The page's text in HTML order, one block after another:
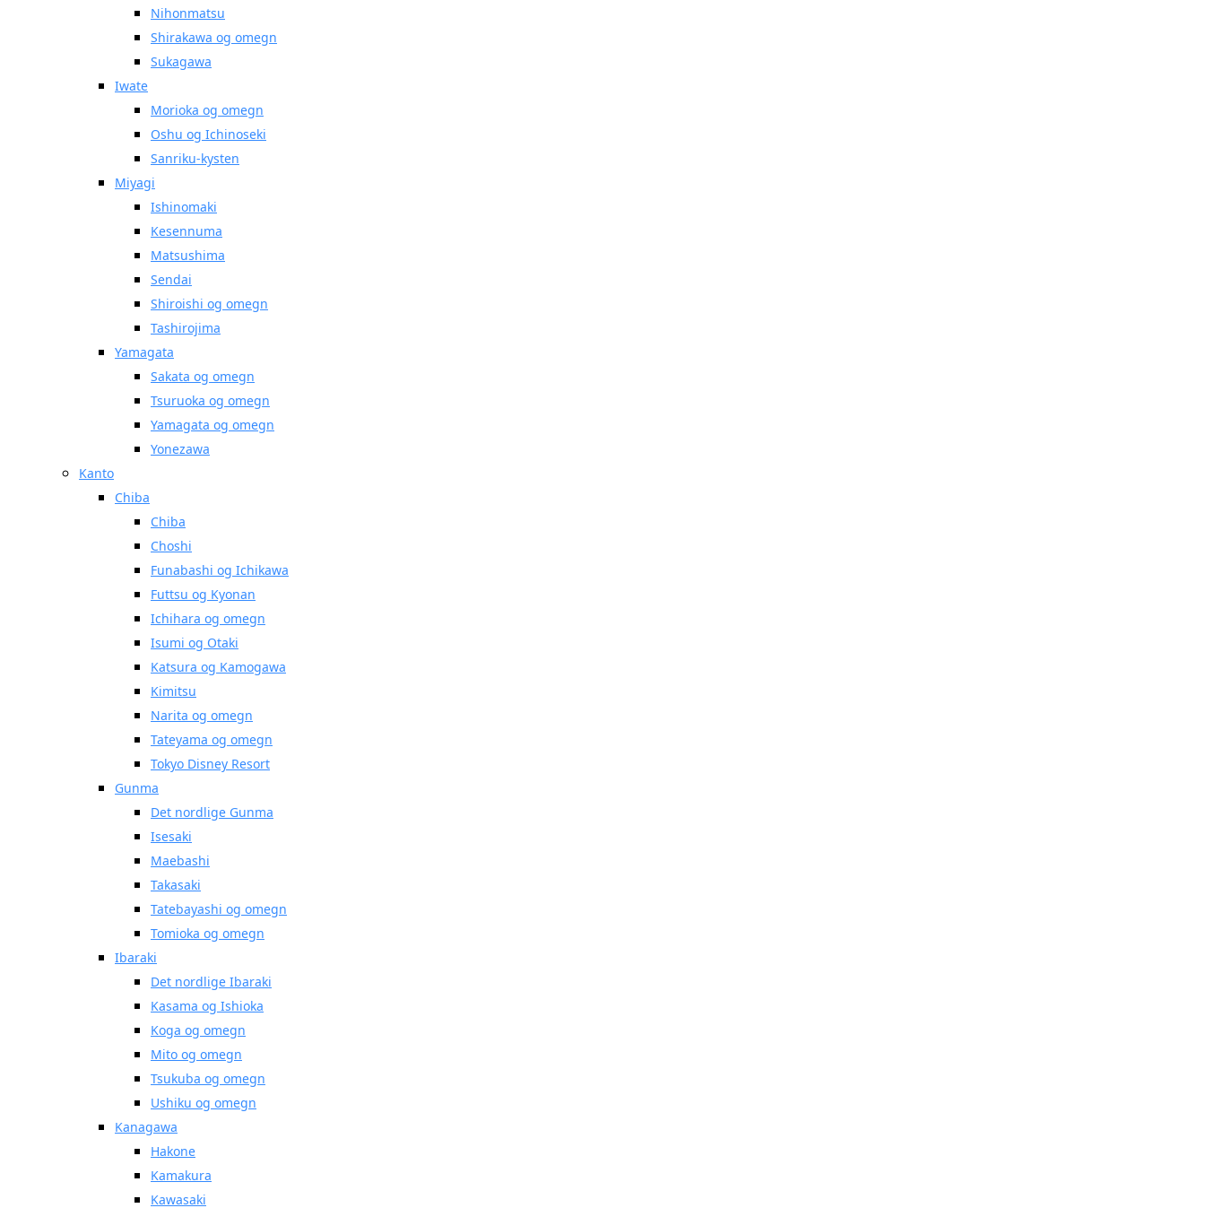
Nihonmatsu
Shirakawa og omegn
Sukagawa
Iwate
Morioka og omegn
Oshu og Ichinoseki
Sanriku-kysten
Miyagi
Ishinomaki
Kesennuma
Matsushima
Sendai
Shiroishi og omegn
Tashirojima
Yamagata
Sakata og omegn
Tsuruoka og omegn
Yamagata og omegn
Yonezawa
Kanto
Chiba
Chiba
Choshi
Funabashi og Ichikawa
Futtsu og Kyonan
Ichihara og omegn
Isumi og Otaki
Katsura og Kamogawa
Kimitsu
Narita og omegn
Tateyama og omegn
Tokyo Disney Resort
Gunma
Det nordlige Gunma
Isesaki
Maebashi
Takasaki
Tatebayashi og omegn
Tomioka og omegn
Ibaraki
Det nordlige Ibaraki
Kasama og Ishioka
Koga og omegn
Mito og omegn
Tsukuba og omegn
Ushiku og omegn
Kanagawa
Hakone
Kamakura
Kawasaki